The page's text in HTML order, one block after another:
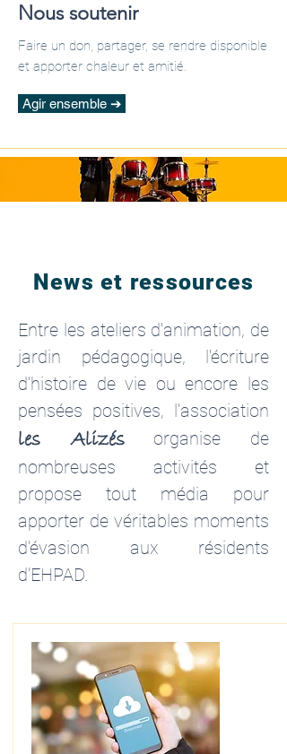
News et ressources
Entre les ateliers d'animation, de
jardin pédagogique, l'écriture
d'histoire de vie ou encore les
pensées positives, l'association
les Alizésorganise de
nombreuses activités et
propose tout média pour
apporter de véritables moments
d'évasion aux résidents
d'EHPAD.
Nous soutenir
Faire un don, partager, se rendre disponible
et apporter chaleur et amitié.
Agir ensemble ➔